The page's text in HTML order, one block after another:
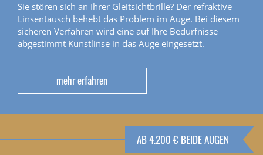
Sie stören sich an Ihrer Gleitsichtbrille? Der refraktive
Linsentausch behebt das Problem im Auge. Bei diesem
sicheren Verfahren wird eine auf Ihre Bedürfnisse
abgestimmt Kunstlinse in das Auge eingesetzt.
mehr erfahren
AB 4.200 € BEIDE AUGEN